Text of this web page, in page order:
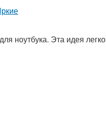
ноутбука. Эта идея легко